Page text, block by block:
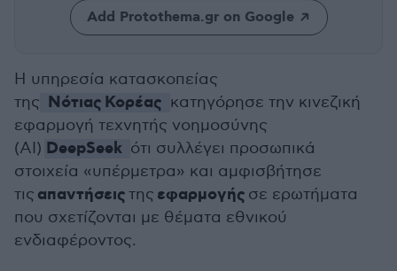
Add Protothema.gr on Google
Η υπηρεσία κατασκοπείας
της Νότιας Κορέας κατηγόρησε την κινεζική
εφαρμογή τεχνητής νοημοσύνης
(AI) DeepSeek ότι συλλέγει προσωπικά
στοιχεία «υπέρμετρα» και αμφισβήτησε
τις απαντήσειςτης εφαρμογής σε ερωτήματα
που σχετίζονται με θέματα εθνικού
ενδιαφέροντος.